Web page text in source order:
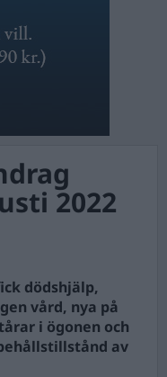
2022
dödshjälp,
vård, nya på
i ögonen och
av